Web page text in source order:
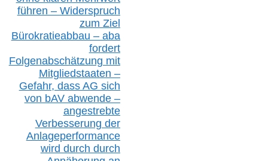
führen – Widerspruch
zum Ziel
Bürokratieabbau – aba
fordert
Folgenabschätzung mit
Mitgliedstaaten –
Gefahr, dass AG sich
von bAV abwende –
angestrebte
Verbesserung der
Anlageperformance
wird durch durch